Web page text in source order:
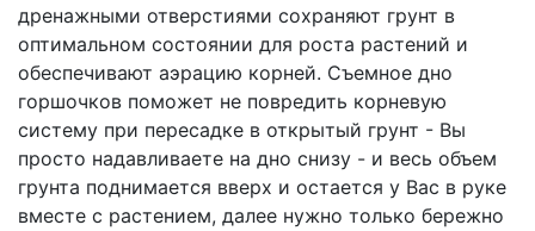
дренажными отверстиями сохраняют грунт в
оптимальном состоянии для роста растений и
обеспечивают аэрацию корней. Съемное дно
горшочков поможет не повредить корневую
систему при пересадке в открытый грунт - Вы
просто надавливаете на дно снизу - и весь объем
грунта поднимается вверх и остается у Вас в руке
вместе с растением, далее нужно только бережно